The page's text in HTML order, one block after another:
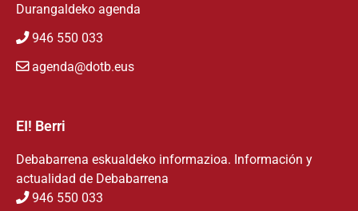
Durangaldeko agenda
946 550 033
agenda@dotb.eus
EI! Berri
Debabarrena eskualdeko informazioa. Información y
actualidad de Debabarrena
946 550 033